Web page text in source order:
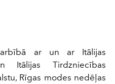
ar un ar Itālijas
Itālijas Tirdzniecības
Rīgas modes nedēļas